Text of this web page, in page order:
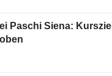
Paschi Siena: Kursziel